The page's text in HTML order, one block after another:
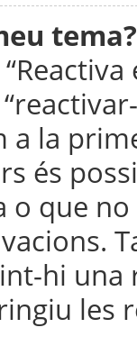
tema?
la
és
o que
hi una
les